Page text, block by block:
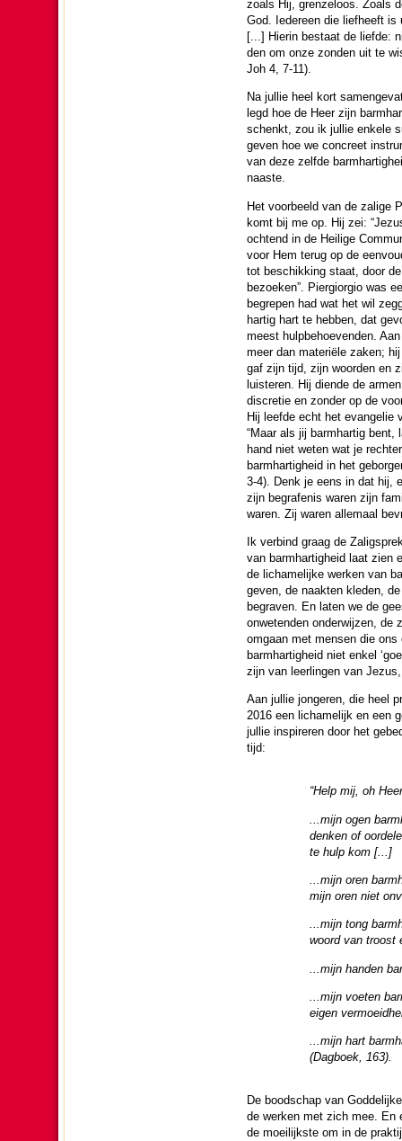
zoals Hij, grenzeloos. Zoals
God. Ieder­een die liefheeft
[...] Hierin bestaat de liefde:
den om onze zon­den uit te
Joh 4, 7-11).
Na jullie heel kort
legd hoe de Heer zijn
schenkt, zou ik jullie enkele
geven hoe we concreet
van deze zelfde
naaste.
Het voor­beeld van de zalige
komt bij me op. Hij zei:
ochtend in de Heilige
voor Hem terug op de
tot beschik­king staat, door
bezoeken”. Piergiorgio was
begrepen had wat het wil
har­tig hart te hebben, dat
meest hulp­be­hoe­ven­den.
meer dan mate­rië­le zaken;
gaf zijn tijd, zijn woor­den en
luis­te­ren. Hij diende de
discretie en zon­der op de
Hij leefde echt het evan­ge­lie
“Maar als jij barm­har­tig
hand niet weten wat je
barm­har­tig­heid in het
3-4). Denk je eens in dat hij,
zijn begrafenis waren zijn
waren. Zij waren allemaal
Ik verbind graag de
van barm­har­tig­heid laat zien
de licha­me­lijke werken van
geven, de naakten kle­den,
begraven. En laten we de
onweten­den onder­wij­zen, de
omgaan met mensen die
barm­har­tig­heid niet enkel
zijn van leer­lin­gen van
Aan jullie jon­ge­ren, die heel
2016 een licha­me­lijk en een
jullie in­spi­re­ren door het
tijd:
“Help mij, oh
...mijn ogen
denken of
te hulp kom [...]
...mijn oren
mijn oren niet
...mijn tong
woord van troost
...mijn han­den
...mijn voeten
eigen
...mijn hart
(Dagboek, 163).
De bood­schap van
de werken met zich mee. En
de moei­lijkste om in de